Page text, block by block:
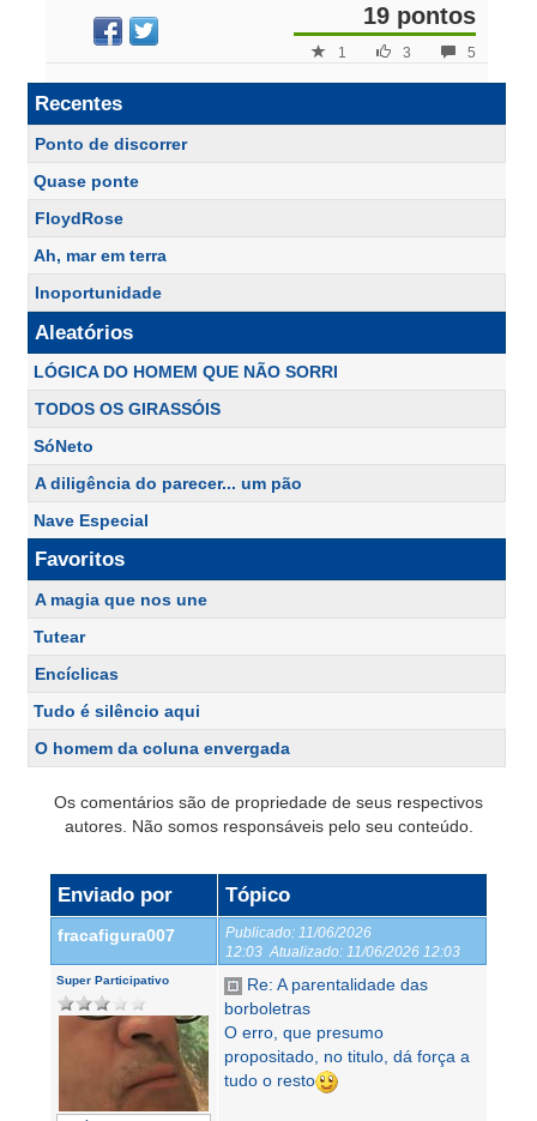
19 pontos
5
3
1
Recentes
Ponto de discorrer
Quase ponte
FloydRose
Ah, mar em terra
Inoportunidade
Aleatórios
LÓGICA DO HOMEM QUE NÃO SORRI
TODOS OS GIRASSÓIS
SóNeto
A diligência do parecer... um pão
Nave Especial
Favoritos
A magia que nos une
Tutear
Encíclicas
Tudo é silêncio aqui
O homem da coluna envergada
Os comentários são de propriedade de seus respectivos
autores. Não somos responsáveis pelo seu conteúdo.
Enviado por Tópico
fracafigura007 Publicado: 11/06/2026
12:03 Atualizado: 11/06/2026 12:03
Super Participativo
Re: A parentalidade das
borboletras
O erro, que presumo
propositado, no titulo, dá força a
tudo o resto